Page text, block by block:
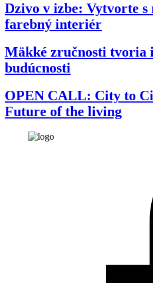
Dzivo v izbe: Vytvorte s
farebný interiér
Mäkké zručnosti
budúcnosti
OPEN CALL: City to
Future of the living